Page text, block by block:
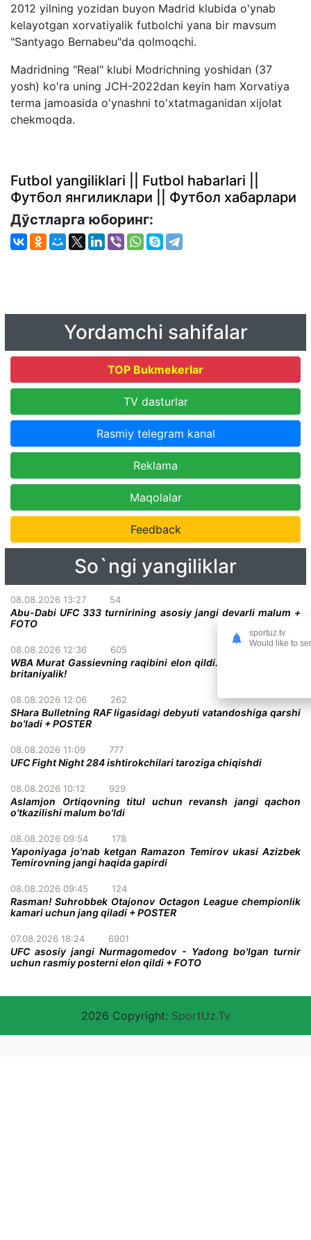
2012 yilning yozidan buyon Madrid klubida o'ynab
kelayotgan xorvatiyalik futbolchi yana bir mavsum
"Santyago Bernabeu"da qolmoqchi.
Madridning "Real" klubi Modrichning yoshidan (37
yosh) ko'ra uning JCH-2022dan keyin ham Xorvatiya
terma jamoasida o'ynashni to'xtatmaganidan xijolat
chekmoqda.
Futbol yangiliklari || Futbol habarlari ||
Футбол янгиликлари || Футбол хабарлари
Дўстларга юборинг:
Yordamchi sahifalar
TOP Bukmekerlar
TV dasturlar
Rasmiy telegram kanal
Reklama
Maqolalar
Feedback
So`ngi yangiliklar
08.08.2026 13:27 54
Abu-Dabi UFC 333 turnirining asosiy jangi deyarli malum +
FOTO
08.08.2026 12:36 605
WBA Murat Gassievning raqibini elon qildi. U mag'lubiyatsiz
britaniyalik!
08.08.2026 12:06 262
SHara Bulletning RAF ligasidagi debyuti vatandoshiga qarshi
bo'ladi + POSTER
08.08.2026 11:09 777
UFC Fight Night 284 ishtirokchilari taroziga chiqishdi
08.08.2026 10:12 929
Aslamjon Ortiqovning titul uchun revansh jangi qachon
o'tkazilishi malum bo'ldi
08.08.2026 09:54 178
Yaponiyaga jo'nab ketgan Ramazon Temirov ukasi Azizbek
Temirovning jangi haqida gapirdi
08.08.2026 09:45 124
Rasman! Suhrobbek Otajonov Octagon League chempionlik
kamari uchun jang qiladi + POSTER
07.08.2026 18:24 6901
UFC asosiy jangi Nurmagomedov - Yadong bo'lgan turnir
uchun rasmiy posterni elon qildi + FOTO
2026 Copyright: SportUz.Tv
sportuz.tv
Would like to